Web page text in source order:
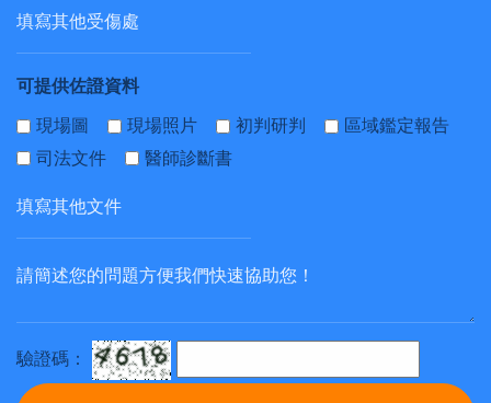
可提供佐證資料
現場圖
現場照片 初判研判
區域鑑定報告
司法文件
醫師診斷書
驗證碼：